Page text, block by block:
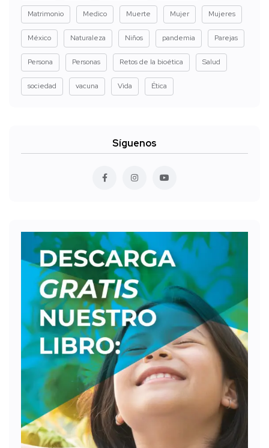
Matrimonio Medico Muerte Mujer Mujeres
México Naturaleza Niños pandemia Parejas
Persona Personas Retos de la bioética Salud
sociedad vacuna Vida Ética
Síguenos